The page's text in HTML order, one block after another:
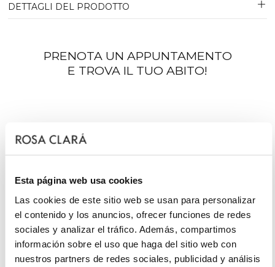
Esta página web usa cookies
Las cookies de este sitio web se usan para personalizar
el contenido y los anuncios, ofrecer funciones de redes
sociales y analizar el tráfico. Además, compartimos
información sobre el uso que haga del sitio web con
nuestros partners de redes sociales, publicidad y análisis
DETTAGLI DEL PRODOTTO
PRENOTA UN APPUNTAMENTO
E TROVA IL TUO ABITO!